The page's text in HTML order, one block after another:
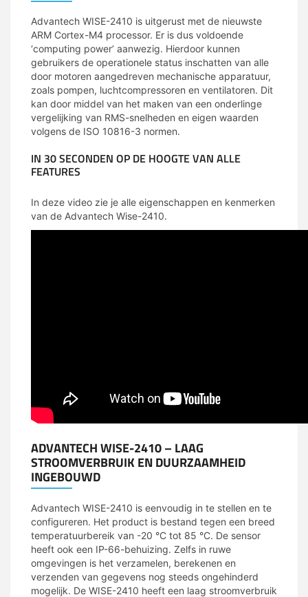
Advantech WISE-2410 is uitgerust met de nieuwste
ARM Cortex-M4 processor. Er is dus voldoende
‘computing power’ aanwezig. Hierdoor kunnen
gebruikers de operationele status inschatten van alle
door motoren aangedreven mechanische apparatuur,
zoals pompen, luchtcompressoren en ventilatoren. Dit
kan door middel van het maken van een onderlinge
vergelijking van RMS-snelheden en eigen waarden
volgens de ISO 10816-3 normen.
IN 30 SECONDEN OP DE HOOGTE VAN ALLE
FEATURES
In deze video zie je alle eigenschappen en kenmerken
van de Advantech Wise-2410.
ADVANTECH WISE-2410 – LAAG
STROOMVERBRUIK EN DUURZAAMHEID
INGEBOUWD
Advantech WISE-2410 is eenvoudig in te stellen en te
configureren. Het product is bestand tegen een breed
temperatuurbereik van -20 °C tot 85 °C. De sensor
heeft ook een IP-66-behuizing. Zelfs in ruwe
omgevingen is het verzamelen, berekenen en
verzenden van gegevens nog steeds ongehinderd
mogelijk. De WISE-2410 heeft een laag stroomverbruik